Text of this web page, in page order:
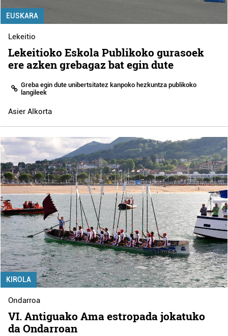
EUSKARA
Lekeitio
Lekeitioko Eskola Publikoko gurasoek
ere azken grebagaz bat egin dute
Greba egin dute unibertsitatez kanpoko hezkuntza publikoko
langileek
Asier Alkorta
KIROLA
Ondarroa
VI. Antiguako Ama estropada jokatuko
da Ondarroan